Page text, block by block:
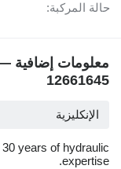
حالة المركبة:
12661645
الإنكليزية
years of hydraulic
expertise.